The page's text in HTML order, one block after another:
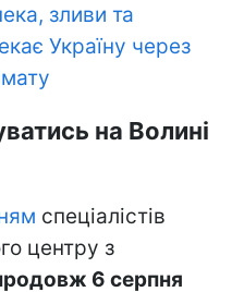
зливи та
Україну через
на Волині
спеціалістів
центру з
6 серпня